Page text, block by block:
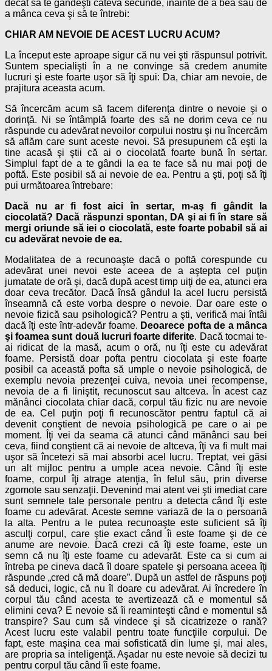
decât sa te gândeşti câteva secunde, înainte de a bea sau de
a mânca ceva şi să te întrebi:
CHIAR AM NEVOIE DE ACEST LUCRU ACUM?
La început este aproape sigur că nu vei şti răspunsul potrivit.
Suntem specialişti în a ne convinge să credem anumite
lucruri şi este foarte uşor să îţi spui: Da, chiar am nevoie, de
prajitura aceasta acum.
Să încercăm acum să facem diferenţa dintre o nevoie şi o
dorinţă. Ni se întâmplă foarte des să ne dorim ceva ce nu
răspunde cu adevărat nevoilor corpului nostru şi nu încercăm
să aflăm care sunt aceste nevoi. Să presupunem că eşti la
tine acasă şi ştii că ai o ciocolată foarte bună în sertar.
Simplul fapt de a te gândi la ea te face să nu mai poţi de
poftă. Este posibil să ai nevoie de ea. Pentru a şti, poţi să îţi
pui următoarea întrebare:
Dacă nu ar fi fost aici în sertar, m-aş fi gândit la
ciocolată? Dacă răspunzi spontan, DA şi ai fi în stare să
mergi oriunde să iei o ciocolată, este foarte pobabil să ai
cu adevărat nevoie de ea.
Modalitatea de a recunoaşte dacă o poftă corespunde cu
adevărat unei nevoi este aceea de a aştepta cel puţin
jumatate de oră şi, dacă după acest timp uiţi de ea, atunci era
doar ceva trecător. Dacă însă gândul la acel lucru persistă
înseamnă că este vorba despre o nevoie. Dar oare este o
nevoie fizică sau psihologică? Pentru a şti, verifică mai întâi
dacă îţi este într-adevăr foame. Deoarece pofta de a mânca
şi foamea sunt două lucruri foarte diferite. Dacă tocmai te-
ai ridicat de la masă, acum o oră, nu îţi este cu adevărat
foame. Persistă doar pofta pentru ciocolata şi este foarte
posibil ca această pofta să umple o nevoie psihologică, de
exemplu nevoia prezenţei cuiva, nevoia unei recompense,
nevoia de a fi liniştit, recunoscut sau altceva. În acest caz
mănânci ciocolata chiar dacă, corpul tău fizic nu are nevoie
de ea. Cel puţin poţi fi recunoscător pentru faptul că ai
devenit conştient de nevoia psihologică pe care o ai pe
moment. Îţi vei da seama că atunci când mănânci sau bei
ceva, fiind conştient că ai nevoie de altceva, îţi va fi mult mai
uşor să încetezi să mai absorbi acel lucru. Treptat, vei găsi
un alt mijloc pentru a umple acea nevoie. Când îţi este
foame, corpul îţi atrage atenţia, în felul său, prin diverse
zgomote sau senzaţii. Devenind mai atent vei şti imediat care
sunt semnele tale personale pentru a detecta când îţi este
foame cu adevărat. Aceste semne variază de la o persoană
la alta. Pentru a le putea recunoaşte este suficient să îţi
asculţi corpul, care ştie exact când îi este foame şi de ce
anume are nevoie. Dacă crezi că îţi este foame, este un
semn că nu îţi este foame cu adevarăt. Este ca si cum ai
întreba pe cineva dacă îl doare spatele şi persoana aceea îţi
răspunde „cred că mă doare”. După un astfel de răspuns poţi
să deduci, logic, că nu îl doare cu adevărat. Ai încredere în
corpul tău când acesta te avertizează că e momentul să
elimini ceva? E nevoie să îi reaminteşti când e momentul să
transpire? Sau cum să vindece şi să cicatrizeze o rană?
Acest lucru este valabil pentru toate funcţiile corpului. De
fapt, este maşina cea mai sofisticată din lume şi, mai ales,
are propria sa inteligenţă. Aşadar nu este nevoie să decizi tu
pentru corpul tău când îi este foame.